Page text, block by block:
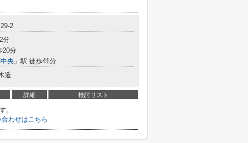
2
分
20分
央 」駅 徒歩41分
造
詳細 検討リスト
。
わせはこちら